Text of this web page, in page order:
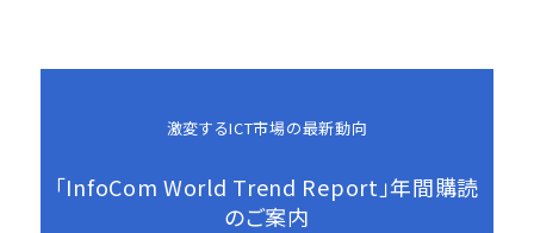
激変するICT市場の最新動向
「InfoCom World Trend Report」年間購読
のご案内